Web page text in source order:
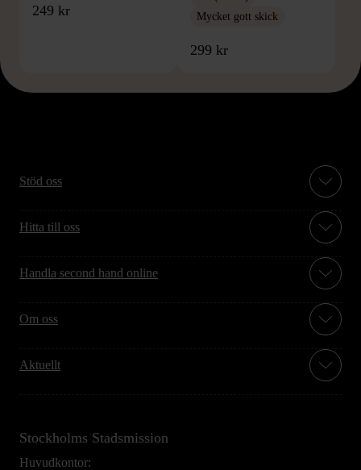
249 kr
Mycket gott skick
299 kr
Stöd oss
Hitta till oss
Handla second hand online
Om oss
Aktuellt
Stockholms Stadsmission
Huvudkontor: